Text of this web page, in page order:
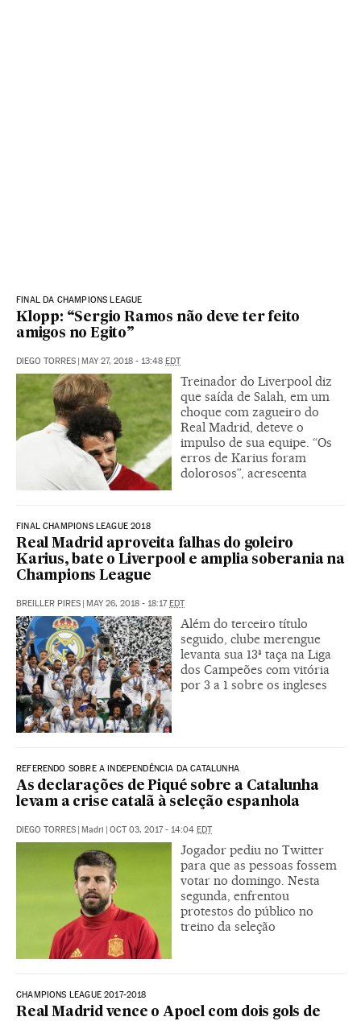
FINAL DA CHAMPIONS LEAGUE
Klopp: “Sergio Ramos não deve ter feito
amigos no Egito”
DIEGO TORRES | MAY 27, 2018 - 13:48 EDT
Treinador do Liverpool diz
que saída de Salah, em um
choque com zagueiro do
Real Madrid, deteve o
impulso de sua equipe. “Os
erros de Karius foram
dolorosos”, acrescenta
FINAL CHAMPIONS LEAGUE 2018
Real Madrid aproveita falhas do goleiro
Karius, bate o Liverpool e amplia soberania na
Champions League
BREILLER PIRES | MAY 26, 2018 - 18:17EDT
Além do terceiro título
seguido, clube merengue
levanta sua 13ª taça na Liga
dos Campeões com vitória
por 3 a 1 sobre os ingleses
REFERENDO SOBRE A INDEPENDÊNCIA DA CATALUNHA
As declarações de Piqué sobre a Catalunha
levam a crise catalã à seleção espanhola
DIEGO TORRES | Madri | OCT 03, 2017 - 14:04 EDT
Jogador pediu no Twitter
para que as pessoas fossem
votar no domingo. Nesta
segunda, enfrentou
protestos do público no
treino da seleção
CHAMPIONS LEAGUE 2017-2018
Real Madrid vence o Apoel com dois gols de